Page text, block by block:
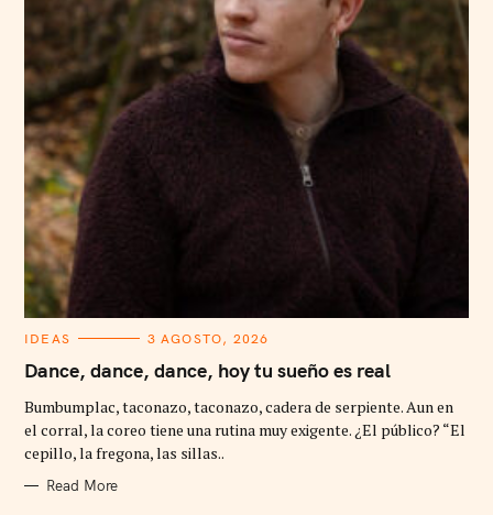
C
T
E
O
R
I
E
IDEAS 3 AGOSTO, 2026
Dance, dance, dance, hoy tu sueño es real
Bumbumplac, taconazo, taconazo, cadera de serpiente. Aun en
el corral, la coreo tiene una rutina muy exigente. ¿El público? “El
cepillo, la fregona, las sillas..
Read More